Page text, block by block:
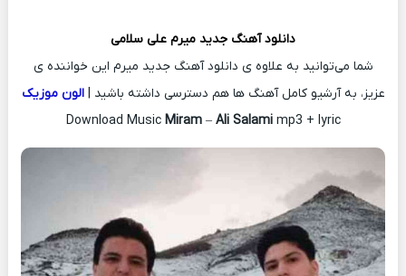
دانلود آهنگ جدید میرم علی سلامی
شما می‌توانید به علاوه ی دانلود آهنگ جدید میرم این خواننده ی
عزیز، به آرشیو کامل آهنگ ها هم دسترسی داشته باشید |الون موزیک
Download Music Miram– Ali Salamimp3 + lyric